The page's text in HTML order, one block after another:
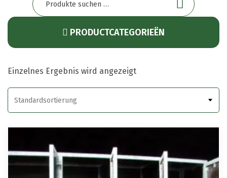
nach:
PRODUCTCATEGORIEËN
Einzelnes Ergebnis wird angezeigt